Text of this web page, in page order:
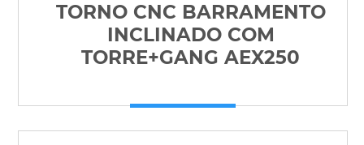
TORNO CNC BARRAMENTO
INCLINADO COM
TORRE+GANG AEX250